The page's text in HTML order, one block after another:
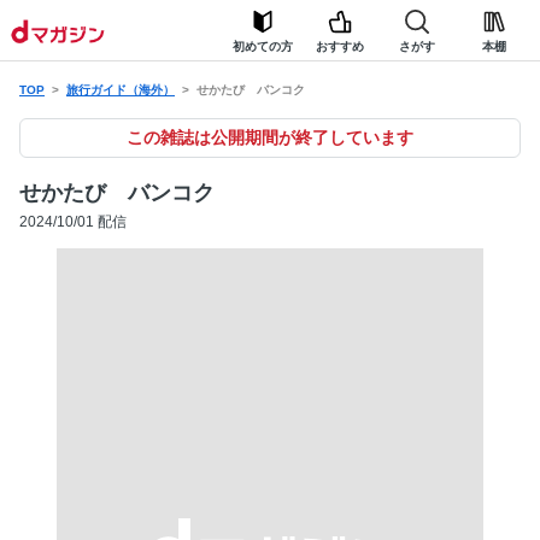
初めての方 おすすめ さがす 本棚
TOP 旅行ガイド（海外） せかたび バンコク
この雑誌は公開期間が終了しています
せかたび バンコク
2024/10/01 配信